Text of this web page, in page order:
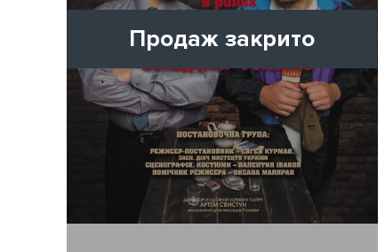
Продаж закрито